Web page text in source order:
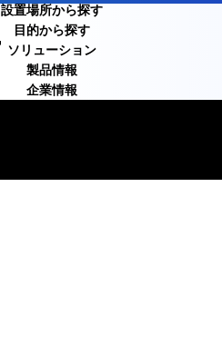
設置場所から探す
目的から探す
ソリューション
製品情報
企業情報